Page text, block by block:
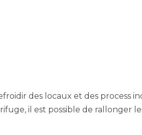
des locaux et des process
il est possible de rallonger